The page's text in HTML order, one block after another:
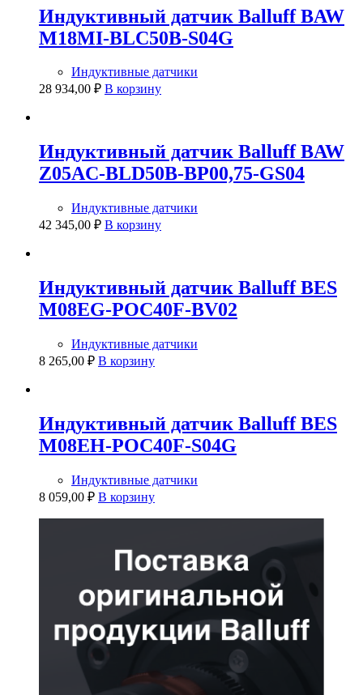
Индуктивный датчик Balluff BAW
M18MI-BLC50B-S04G
Индуктивные датчики
28 934,00 ₽ В корзину
Индуктивный датчик Balluff BAW
Z05AC-BLD50B-BP00,75-GS04
Индуктивные датчики
42 345,00 ₽ В корзину
Индуктивный датчик Balluff BES
M08EG-POC40F-BV02
Индуктивные датчики
8 265,00 ₽ В корзину
Индуктивный датчик Balluff BES
M08EH-POC40F-S04G
Индуктивные датчики
8 059,00 ₽ В корзину